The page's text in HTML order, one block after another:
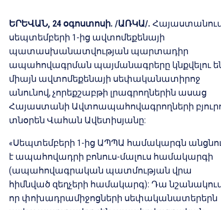
ԵՐԵՎԱՆ, 24 օգոստոսի. /ԱՌԿԱ/.
սեպտեմբերի 1-ից ավտոմեքենայի
պատասխանատվության պարտադիր
ապահովագրման պայմանագրերը կնքվելու
միայն ավտոմեքենայի սեփականատիրոջ
անունով, չորեքշաբթի լրագրողներին ասաց
Հայաստանի Ավտոապահովագրողների
տնօրեն Վահան Ավետիսյանը:
«Սեպտեմբերի 1-ից ԱՊՊԱ համակարգն
է ապահովադրի բոնուս-մալուս համակարգի
(ապահովագրական պատմության վրա
հիմնված զեղչերի համակարգ): Դա նշանակում
որ փոխադրամիջոցների սեփականատերերն